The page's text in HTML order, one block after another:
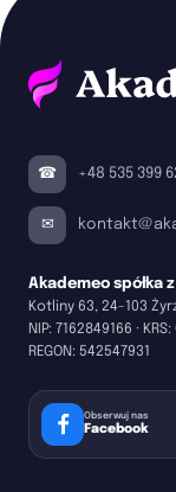
+48 535 399
Akademeo spółka
Kotliny 63, 24-103
NIP: 7162849166 · KRS:
REGON: 542547931
Obserwuj nas
Facebook